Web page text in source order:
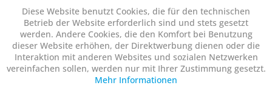
Diese Website benutzt Cookies, die für den technischen
Betrieb der Website erforderlich sind und stets gesetzt
werden. Andere Cookies, die den Komfort bei Benutzung
dieser Website erhöhen, der Direktwerbung dienen oder die
Interaktion mit anderen Websites und sozialen Netzwerken
vereinfachen sollen, werden nur mit Ihrer Zustimmung gesetzt.
Mehr Informationen